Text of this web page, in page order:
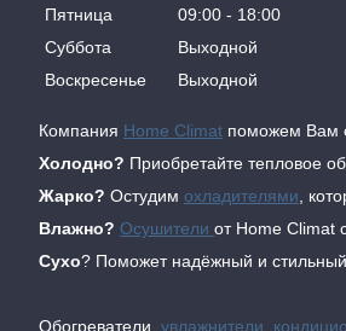
Пятница
09:00
18:00
Суббота
Выходной
Воскресенье
Выходной
Компания Home Climat поможем Вам
Холодно? Приобретайте тепловое
Жарко? Остудим охладителями ,
Влажно? Осушители от Home Climat
Сухо? Поможет надёжный и стильный
Обогреватели, увлажнители